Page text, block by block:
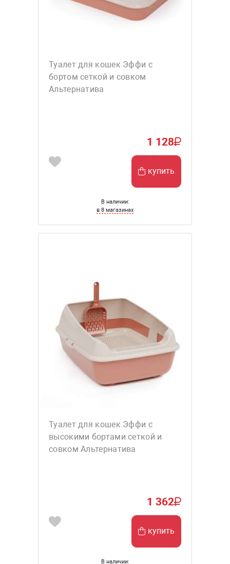
Туалет для кошек Эффи с
бортом сеткой и совком
Альтернатива
1 128
купить
В наличии:
в 8 магазинах
Туалет для кошек Эффи с
высокими бортами сеткой и
совком Альтернатива
1 362
купить
В наличии: